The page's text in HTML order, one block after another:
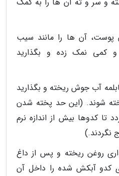
پوست، آن ها را مانند سیب
و کمی نمک زده و بگذارید
آب جوش ریخته و بگذارید
شوند. (این حد پخته شدن
تا کدوها بیش از اندازه نرم
نگردند.)
روغن ریخته و پس از داغ
کدو آبکش شده را داخل آن